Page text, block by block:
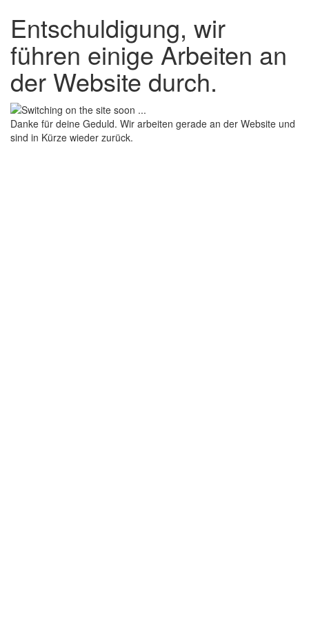
Entschuldigung, wir
führen einige Arbeiten an
der Website durch.
Danke für deine Geduld. Wir arbeiten gerade an der Website und
sind in Kürze wieder zurück.